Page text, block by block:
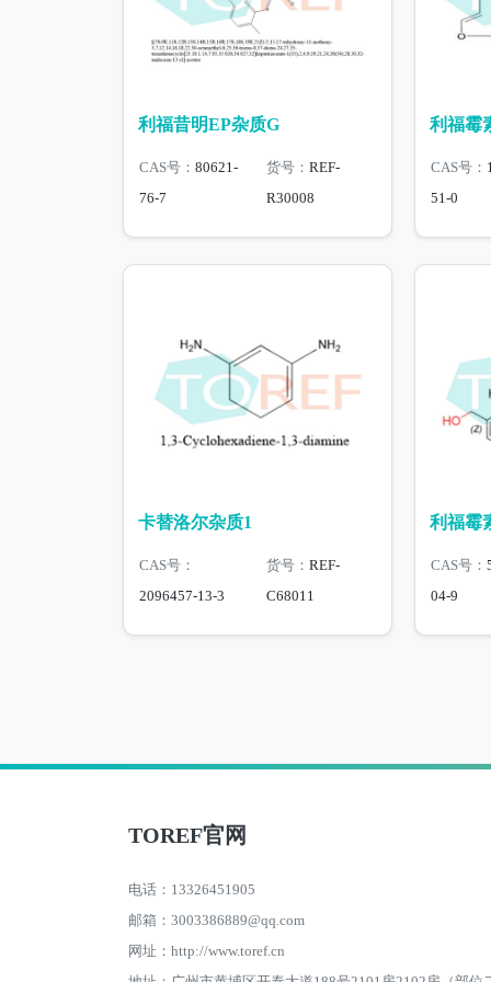
利福昔明EP杂质G
CAS号： 80621-
76-7
货号： REF-
R30008
利福霉
CAS号：
51-0
卡替洛尔杂质1
CAS号：
2096457-13-3
货号： REF-
C68011
利福霉
CAS号：
04-9
TOREF官网
电话：13326451905
邮箱：3003386889@qq.com
网址：http://www.toref.cn